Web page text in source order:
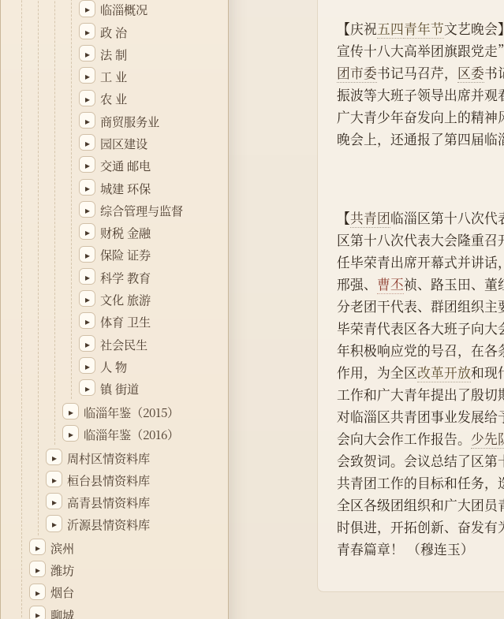
▸ 临淄概况
▸ 政 治
▸ 法 制
▸ 工 业
▸ 农 业
▸ 商贸服务业
▸ 园区建设
▸ 交通 邮电
▸ 城建 环保
▸ 综合管理与监督
▸ 财税 金融
▸ 保险 证券
▸ 科学 教育
▸ 文化 旅游
▸ 体育 卫生
▸ 社会民生
▸ 人 物
▸ 镇 街道
▸ 临淄年鉴（2015）
▸ 临淄年鉴（2016）
▸ 周村区情资料库
▸ 桓台县情资料库
▸ 高青县情资料库
▸ 沂源县情资料库
▸ 滨州
▸ 潍坊
▸ 烟台
▸ 聊城
【庆祝五四青年节文艺晚
宣传十八大高举团旗跟党
团市委书记马召芹， 区委书
振波等大班子领导出席并
广大青少年奋发向上的精神
晚会上，还通报了第四届临
【共青团临淄区第十八次代
区第十八次代表大会隆重召
任毕荣青出席开幕式并讲话
邢强、 曹丕祯、路玉田、董
分老团干代表、群团组织主
毕荣青代表区各大班子向
年积极响应党的号召，在
作用，为全区改革开放和现
工作和广大青年提出了殷
对临淄区共青团事业发展
会向大会作工作报告。 少先
会致贺词。会议总结了区
共青团工作的目标和任务，
全区各级团组织和广大团员
时俱进，开拓创新、奋发
青春篇章！ （穆连玉）